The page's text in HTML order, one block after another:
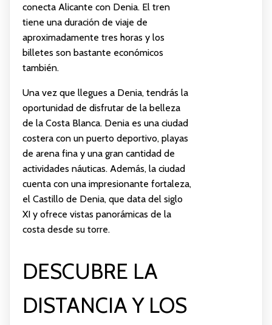
conecta Alicante con Denia. El tren
tiene una duración de viaje de
aproximadamente tres horas y los
billetes son bastante económicos
también.
Una vez que llegues a Denia, tendrás la
oportunidad de disfrutar de la belleza
de la Costa Blanca. Denia es una ciudad
costera con un puerto deportivo, playas
de arena fina y una gran cantidad de
actividades náuticas. Además, la ciudad
cuenta con una impresionante fortaleza,
el Castillo de Denia, que data del siglo
XI y ofrece vistas panorámicas de la
costa desde su torre.
DESCUBRE LA
DISTANCIA Y LOS